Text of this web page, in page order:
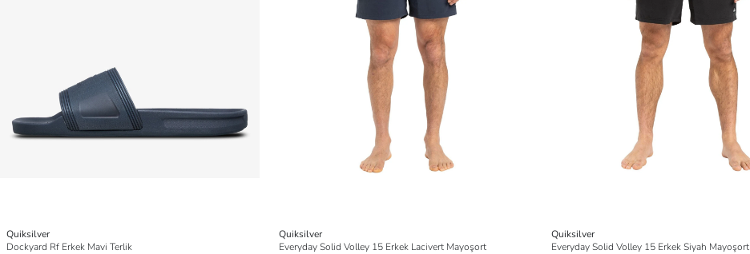
Quiksilver
Dockyard Rf Erkek Mavi Terlik
Quiksilver
Everyday Solid Volley 15 Erkek Lacivert Mayoşort
Quiksilver
Everyday Solid Volley 15 Erkek Siyah Mayoşort